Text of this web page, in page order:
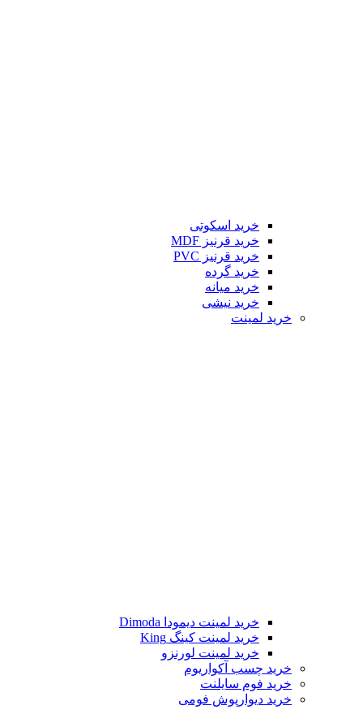
خرید اسکوتی
خرید قرنیز MDF
خرید قرنیز PVC
خرید گرده
خرید میانه
خرید نیشی
خرید لمینت
خرید لمینت دیمودا Dimoda
خرید لمینت کینگ King
خرید لمینت لورنزو
خرید چسب آکواریوم
خرید فوم سایلنت
خرید دیوارپوش فومی